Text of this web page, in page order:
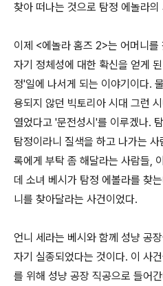
찾아 떠나는 것으로 탐정 에놀라의
이제 <에놀라 홈즈 2>는 어머니를
자기 정체성에 대한 확신을 얻게
정'일에 나서게 되는 이야기이다.
용되지 않던 빅토리아 시대 그런
열었다고 '문전성시'를 이루겠나.
탐정이라니 질색을 하고 나가는
록에게 부탁 좀 해달라는 사람들,
데 소녀 베시가 탐정 에볼라를 찾
니를 찾아달라는 사건이었다.
언니 세라는 베시와 함께 성냥 공
자기 실종되었다는 것이다. 이 사
를 위해 성냥 공장 직공으로 들어